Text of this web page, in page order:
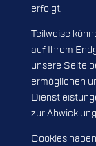
erfolgt.
Teilweise
auf Ihrem
unsere Seite
ermöglichen
zur
Cookies